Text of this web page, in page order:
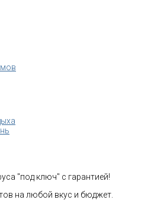
"под ключ" с гарантией!
на любой вкус и бюджет.